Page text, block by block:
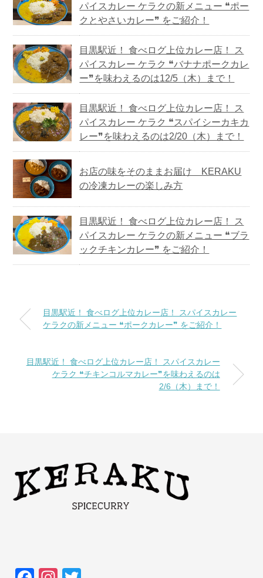
パイスカレー ケラクの新メニュー ❝ポー
クとやさいカレー❞ をご紹介！
目黒駅近！ 食べログ上位カレー店！ ス
パイスカレー ケラク ❝バナナポークカレ
ー❞を味わえるのは12/5（木）まで！
目黒駅近！ 食べログ上位カレー店！ ス
パイスカレー ケラク ❝スパイシーカキカ
レー❞を味わえるのは2/20（木）まで！
お店の味をそのままお届け KERAKU
の冷凍カレーの楽しみ方
目黒駅近！ 食べログ上位カレー店！ ス
パイスカレー ケラクの新メニュー ❝ブラ
ックチキンカレー❞ をご紹介！
目黒駅近！ 食べログ上位カレー店！ スパイスカレー
ケラクの新メニュー ❝ポークカレー❞ をご紹介！
目黒駅近！ 食べログ上位カレー店！ スパイスカレー
ケラク ❝チキンコルマカレー❞を味わえるのは
2/6（木）まで！